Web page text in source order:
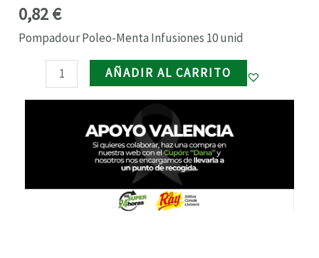
0,82€
Pompadour Poleo-Menta Infusiones 10 unid
AÑADIR AL CARRITO